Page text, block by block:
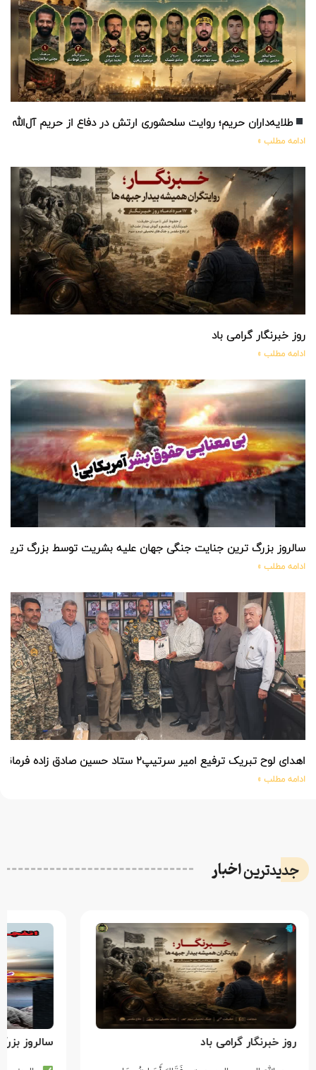
طلایه‌داران حریم؛ روایت سلحشوری ارتش در دفاع از حریم آل‌الله
ادامه مطلب »
روز خبرنگار گرامی باد
ادامه مطلب »
سالروز بزرگ ترین جنایت جنگی جهان علیه بشریت توسط بزرگ
ادامه مطلب »
اهدای لوح تبریک ترفیع امیر سرتیپ۲ ستاد حسین صادق زاده فرمانده تیپ ۲۵ واکنش سریع شهید آبگون نزاجا مستقر در تبریز
ادامه مطلب »
جدیدتریناخبار
روز خبرنگار گرامی باد